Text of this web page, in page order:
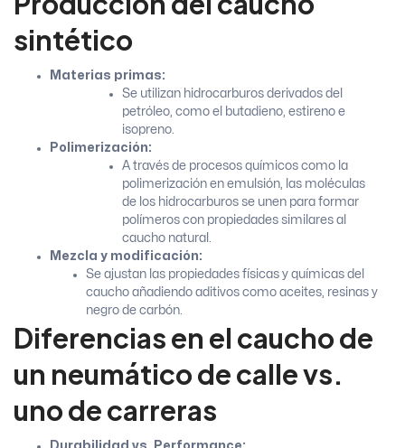
sintético
Materias primas:
Se utilizan hidrocarburos derivados del
petróleo, como el butadieno, estireno e
isopreno.
Polimerización:
A través de procesos químicos como la
polimerización en emulsión, las moléculas
de los hidrocarburos se unen para formar
polímeros con propiedades similares al
caucho natural.
Mezcla y modificación:
Se ajustan las propiedades físicas y químicas del
caucho añadiendo aditivos como aceites, resinas y
negro de carbón.
Diferencias en el caucho de
un neumático de calle vs.
uno de carreras